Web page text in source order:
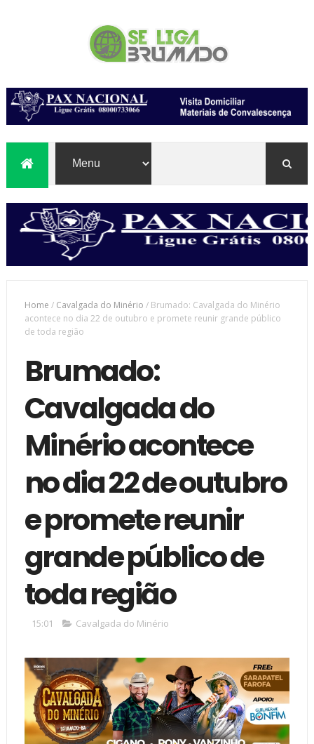
Home / Cavalgada do Minério / Brumado: Cavalgada do Minério
acontece no dia 22 de outubro e promete reunir grande público
de toda região
Brumado:
Cavalgada do
Minério acontece
no dia 22 de outubro
e promete reunir
grande público de
toda região
15:01 Cavalgada do Minério